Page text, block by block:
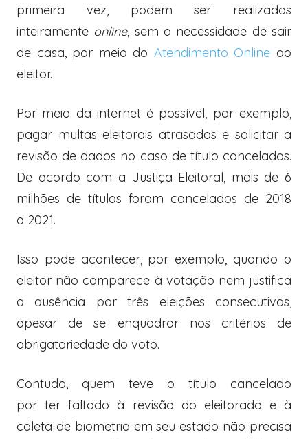
primeira vez, podem ser realizados
inteiramente online, sem a necessidade de sair
de casa, por meio do Atendimento Online ao
eleitor.
Por meio da internet é possível, por exemplo,
pagar multas eleitorais atrasadas e solicitar a
revisão de dados no caso de título cancelados.
De acordo com a Justiça Eleitoral, mais de 6
milhões de títulos foram cancelados de 2018
a 2021.
Isso pode acontecer, por exemplo, quando o
eleitor não comparece à votação nem justifica
a ausência por três eleições consecutivas,
apesar de se enquadrar nos critérios de
obrigatoriedade do voto.
Contudo, quem teve o título cancelado
por ter faltado à revisão do eleitorado e à
coleta de biometria em seu estado não precisa